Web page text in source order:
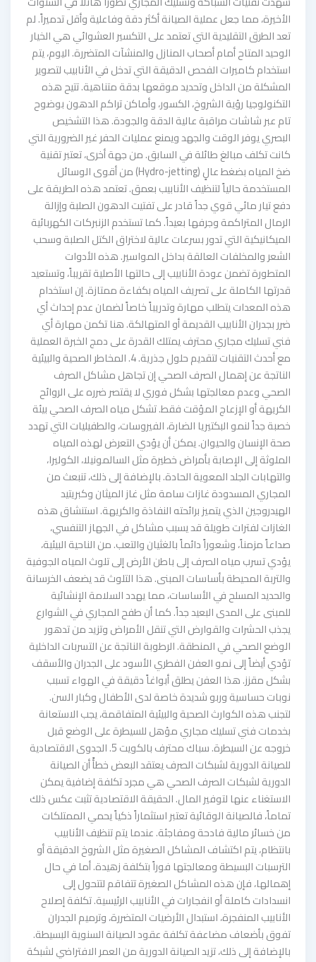
الأخيرة، مما جعل عملية الصيانة أكثر دقة وفاعلية وأقل تدميراً. لم
تعد الطرق التقليدية التي تعتمد على التكسير العشوائي هي الخيار
الوحيد المتاح أمام أصحاب المنازل والمنشآت المتضررة. اليوم، يتم
استخدام كاميرات الفحص الدقيقة التي تدخل في الأنابيب لتصوير
المشكلة من الداخل وتحديد موقعها بدقة متناهية. تتيح هذه
التكنولوجيا رؤية الشروخ، الكسور، وأماكن تراكم الدهون بوضوح
تام عبر شاشات مراقبة عالية الدقة والجودة. هذا التشخيص
البصري يوفر الوقت والجهد ويمنع عمليات الحفر غير الضرورية التي
كانت تكلف مبالغ طائلة في السابق. من جهة أخرى، تعتبر تقنية
ضخ المياه بضغط عالٍ (Hydro-jetting) من أقوى الوسائل
المستخدمة حالياً لتنظيف الأنابيب بعمق. تعتمد هذه الطريقة على
دفع تيار مائي قوي جداً قادر على تفتيت الدهون الصلبة وإزالة
الرمال المتراكمة وجرفها بعيداً. كما تستخدم الزنبركات الكهربائية
الميكانيكية التي تدور بسرعات عالية لاختراق الكتل الصلبة وسحب
الشعر والمخلفات العالقة بداخل المواسير. هذه الأدوات
المتطورة تضمن عودة الأنابيب إلى حالتها الأصلية تقريباً، وتستعيد
قدرتها الكاملة على تصريف المياه بكفاءة ممتازة. إن استخدام
هذه المعدات يتطلب مهارة وتدريباً خاصاً لضمان عدم إحداث أي
ضرر بجدران الأنابيب القديمة أو المتهالكة. هنا تكمن مهارة أي
فني تسليك مجاري محترف يمتلك القدرة على دمج الخبرة العملية
مع أحدث التقنيات لتقديم حلول جذرية. 4. المخاطر الصحية والبيئية
الناتجة عن إهمال الصرف الصحي إن تجاهل مشاكل الصرف
الصحي وعدم معالجتها بشكل فوري لا يقتصر ضرره على الروائح
الكريهة أو الإزعاج المؤقت فقط. تشكل مياه الصرف الصحي بيئة
خصبة جداً لنمو البكتيريا الضارة، الفيروسات، والطفيليات التي تهدد
صحة الإنسان والحيوان. يمكن أن يؤدي التعرض لهذه المياه
الملوثة إلى الإصابة بأمراض خطيرة مثل السالمونيلا، الكوليرا،
والتهابات الجلد المعوية الحادة. بالإضافة إلى ذلك، تنبعث من
المجاري المسدودة غازات سامة مثل غاز الميثان وكبريتيد
الهيدروجين الذي يتميز برائحته النفاذة والكريهة. استنشاق هذه
الغازات لفترات طويلة قد يسبب مشاكل في الجهاز التنفسي،
صداعاً مزمناً، وشعوراً دائماً بالغثيان والتعب. من الناحية البيئية،
يؤدي تسرب مياه الصرف إلى باطن الأرض إلى تلوث المياه الجوفية
والتربة المحيطة بأساسات المبنى. هذا التلوث قد يضعف الخرسانة
والحديد المسلح في الأساسات، مما يهدد السلامة الإنشائية
للمبنى على المدى البعيد جداً. كما أن طفح المجاري في الشوارع
يجذب الحشرات والقوارض التي تنقل الأمراض وتزيد من تدهور
الوضع الصحي في المنطقة. الرطوبة الناتجة عن التسربات الداخلية
تؤدي أيضاً إلى نمو العفن الفطري الأسود على الجدران والأسقف
بشكل مقزز. هذا العفن يطلق أبواغاً دقيقة في الهواء تسبب
نوبات حساسية وربو شديدة خاصة لدى الأطفال وكبار السن.
لتجنب هذه الكوارث الصحية والبيئية المتفاقمة، يجب الاستعانة
بخدمات فني تسليك مجاري مؤهل للسيطرة على الوضع قبل
خروجه عن السيطرة. سباك محترف بالكويت 5. الجدوى الاقتصادية
للصيانة الدورية لشبكات الصرف يعتقد البعض خطأً أن الصيانة
الدورية لشبكات الصرف الصحي هي مجرد تكلفة إضافية يمكن
الاستغناء عنها لتوفير المال. الحقيقة الاقتصادية تثبت عكس ذلك
تماماً، فالصيانة الوقائية تعتبر استثماراً ذكياً يحمي الممتلكات
من خسائر مالية فادحة ومفاجئة. عندما يتم تنظيف الأنابيب
بانتظام، يتم اكتشاف المشاكل الصغيرة مثل الشروخ الدقيقة أو
الترسبات البسيطة ومعالجتها فوراً بتكلفة زهيدة. أما في حال
إهمالها، فإن هذه المشاكل الصغيرة تتفاقم لتتحول إلى
انسدادات كاملة أو انفجارات في الأنابيب الرئيسية. تكلفة إصلاح
الأنابيب المنفجرة، استبدال الأرضيات المتضررة، وترميم الجدران
تفوق بأضعاف مضاعفة تكلفة عقود الصيانة السنوية البسيطة.
بالإضافة إلى ذلك، تزيد الصيانة الدورية من العمر الافتراضي لشبكة